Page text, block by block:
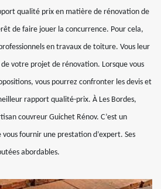
qualité prix en matière de rénovation de
de faire jouer la concurrence. Pour cela,
en travaux de toiture. Vous leur
votre projet de rénovation. Lorsque vous
vous pourrez confronter les devis et
rapport qualité-prix. À Les Bordes,
couvreur Guichet Rénov. C’est un
fournir une prestation d’expert. Ses
abordables.